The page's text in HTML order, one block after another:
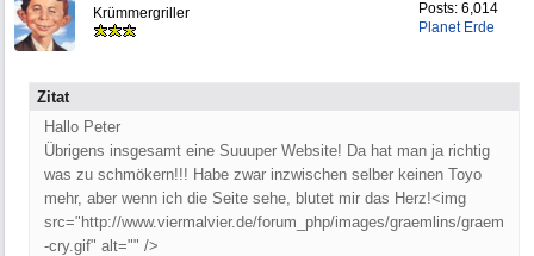
Posts: 6,014
Planet Erde
Krümmergriller
Zitat
Hallo Peter
Übrigens insgesamt eine Suuuper Website! Da hat man ja richtig
was zu schmökern!!! Habe zwar inzwischen selber keinen Toyo
mehr, aber wenn ich die Seite sehe, blutet mir das Herz!<img
src="http://www.viermalvier.de/forum_php/images/graemlins/graem
-cry.gif" alt="" />